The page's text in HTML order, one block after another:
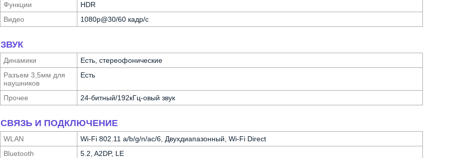
Функ­ции
HDR
Видео
1080p@30/60 кадр/с
ЗВУК
Динамики
Есть, стереофонические
Разъем 3,5мм для
науш­ников
Есть
Прочее 24-битный/192кГц-овый звук
СВЯЗЬ И ПОДКЛЮЧЕНИЕ
WLAN
Wi-Fi 802.11 a/b/g/n/ac/6, Двухдиапазонный, Wi-Fi Direct
Bluetooth
5.2, A2DP, LE